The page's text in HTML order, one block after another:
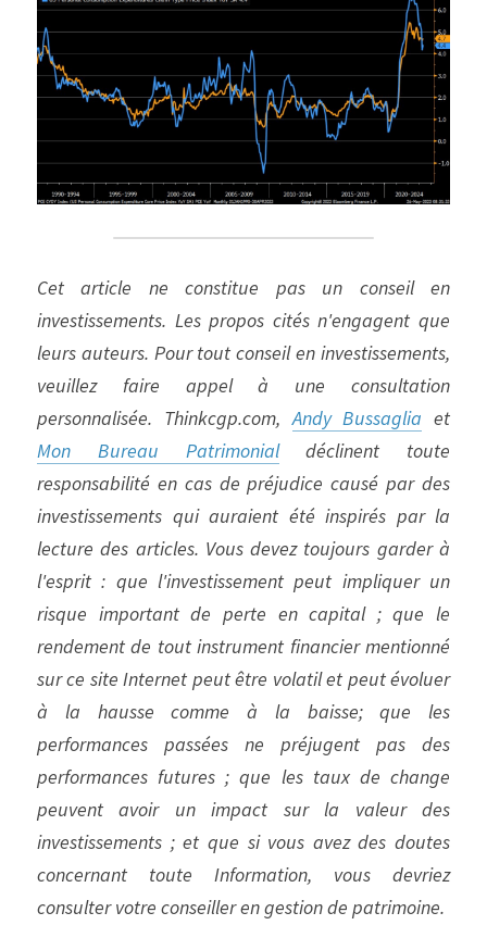
Cet article ne constitue pas un conseil en
investissements. Les propos cités n'engagent que
leurs auteurs. Pour tout conseil en investissements,
veuillez faire appel à une consultation
personnalisée. Thinkcgp.com, Andy Bussaglia
Mon Bureau Patrimonial déclinent toute
responsabilité en cas de préjudice causé par des
investissements qui auraient été inspirés par la
lecture des articles. Vous devez toujours garder à
l'esprit : que l'investissement peut impliquer un
risque important de perte en capital ; que le
rendement de tout instrument financier mentionné
sur ce site Internet peut être volatil et peut évoluer
à la hausse comme à la baisse; que les
performances passées ne préjugent pas des
performances futures ; que les taux de change
peuvent avoir un impact sur la valeur des
investissements ; et que si vous avez des doutes
concernant toute Information, vous devriez
consulter votre conseiller en gestion de patrimoine.